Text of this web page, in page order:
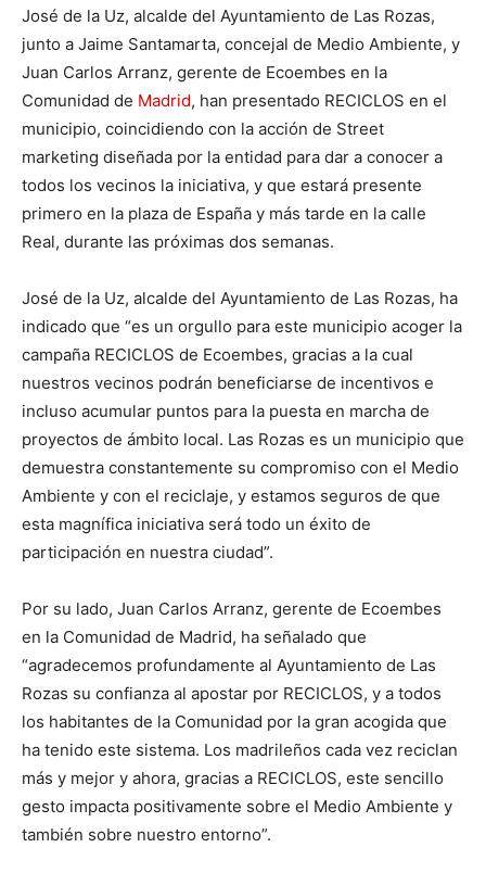
José de la Uz, alcalde del Ayuntamiento de Las Rozas,
junto a Jaime Santamarta, concejal de Medio Ambiente, y
Juan Carlos Arranz, gerente de Ecoembes en la
Comunidad de Madrid, han presentado RECICLOS en el
municipio, coincidiendo con la acción de Street
marketing diseñada por la entidad para dar a conocer a
todos los vecinos la iniciativa, y que estará presente
primero en la plaza de España y más tarde en la calle
Real, durante las próximas dos semanas.
José de la Uz, alcalde del Ayuntamiento de Las Rozas, ha
indicado que “es un orgullo para este municipio acoger la
campaña RECICLOS de Ecoembes, gracias a la cual
nuestros vecinos podrán beneficiarse de incentivos e
incluso acumular puntos para la puesta en marcha de
proyectos de ámbito local. Las Rozas es un municipio que
demuestra constantemente su compromiso con el Medio
Ambiente y con el reciclaje, y estamos seguros de que
esta magnífica iniciativa será todo un éxito de
participación en nuestra ciudad”.
Por su lado, Juan Carlos Arranz, gerente de Ecoembes
en la Comunidad de Madrid, ha señalado que
“agradecemos profundamente al Ayuntamiento de Las
Rozas su confianza al apostar por RECICLOS, y a todos
los habitantes de la Comunidad por la gran acogida que
ha tenido este sistema. Los madrileños cada vez reciclan
más y mejor y ahora, gracias a RECICLOS, este sencillo
gesto impacta positivamente sobre el Medio Ambiente y
también sobre nuestro entorno”.